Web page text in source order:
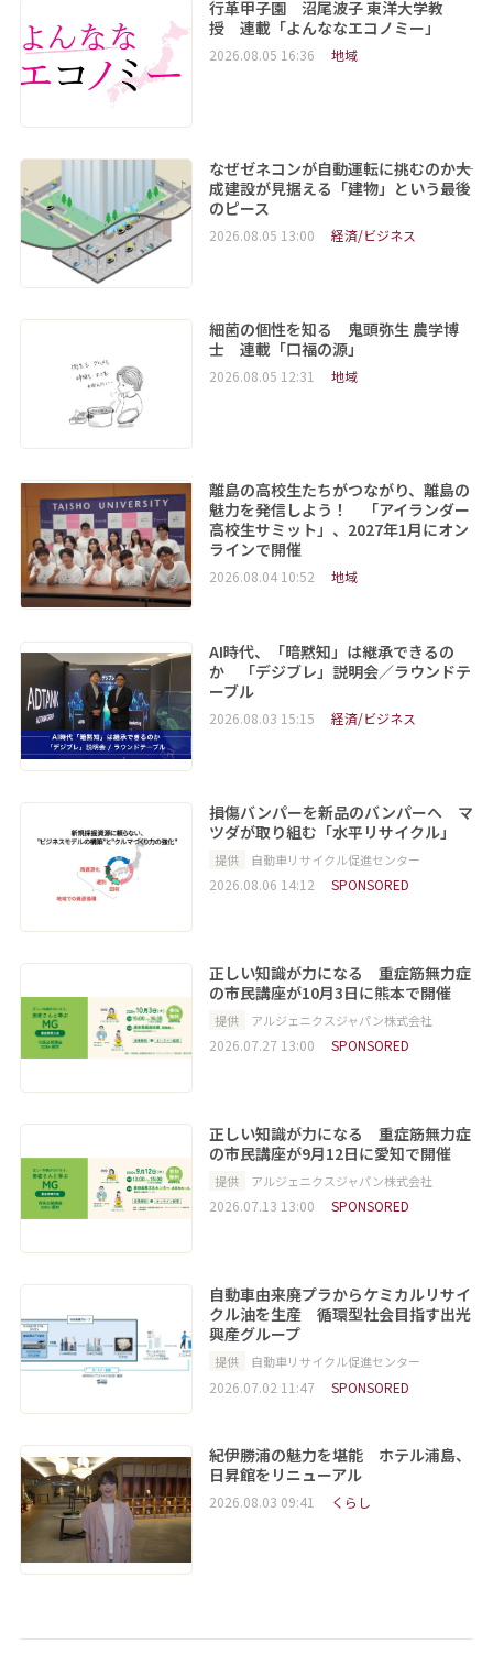
行革甲子園 沼尾波子 東洋大学教
授 連載「よんななエコノミー」
2026.08.05 16:36 地域
なぜゼネコンが自動運転に挑むのか――大
成建設が見据える「建物」という最後
のピース
2026.08.05 13:00 経済/ビジネス
細菌の個性を知る 鬼頭弥生 農学博
士 連載「口福の源」
2026.08.05 12:31 地域
離島の高校生たちがつながり、離島の
魅力を発信しよう！ 「アイランダー
高校生サミット」、2027年1月にオン
ラインで開催
2026.08.04 10:52 地域
AI時代、「暗黙知」は継承できるの
か 「デジブレ」説明会／ラウンドテ
ーブル
2026.08.03 15:15 経済/ビジネス
損傷バンパーを新品のバンパーへ マ
ツダが取り組む「水平リサイクル」
提供 自動車リサイクル促進センター
2026.08.06 14:12 SPONSORED
正しい知識が力になる 重症筋無力症
の市民講座が10月3日に熊本で開催
提供 アルジェニクスジャパン株式会社
2026.07.27 13:00 SPONSORED
正しい知識が力になる 重症筋無力症
の市民講座が9月12日に愛知で開催
提供 アルジェニクスジャパン株式会社
2026.07.13 13:00 SPONSORED
自動車由来廃プラからケミカルリサイ
クル油を生産 循環型社会目指す出光
興産グループ
提供 自動車リサイクル促進センター
2026.07.02 11:47 SPONSORED
紀伊勝浦の魅力を堪能 ホテル浦島、
日昇館をリニューアル
2026.08.03 09:41 くらし